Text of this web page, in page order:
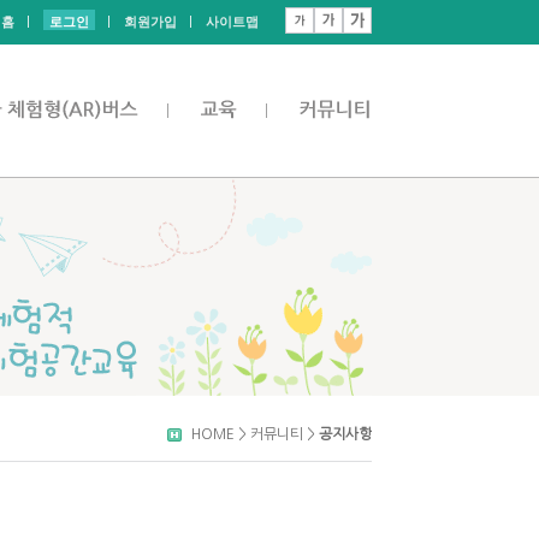
홈 로그인 회원가입 사이트맵
HOME > 커뮤니티 > 공지사항